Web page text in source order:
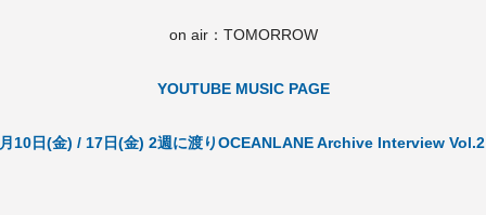
on air：TOMORROW
YOUTUBE MUSIC PAGE
10日(金) / 17日(金) 2週に渡りOCEANLANE Archive Interview